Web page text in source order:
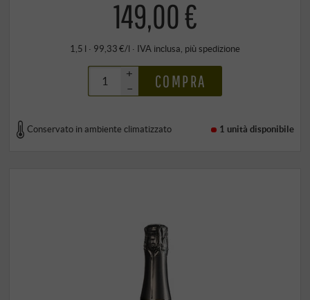
149,00 €
1,5 l · 99,33 €/l · IVA inclusa , più spedizione
+
–
COMPRA
Conservato in ambiente climatizzato 1 unità disponibile